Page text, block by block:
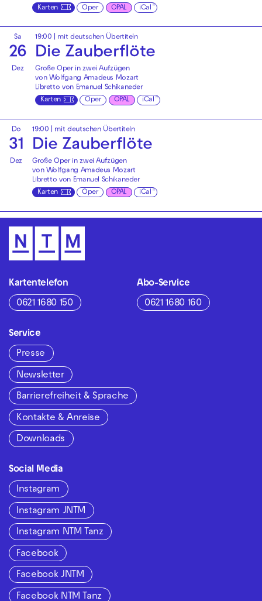
Karten
Oper OPAL iCal
Sa
26
Dez
19:00 mit deutschen Übertiteln
Die Zauberflöte
Große Oper in zwei Aufzügen
von Wolfgang Amadeus Mozart
Libretto von Emanuel Schikaneder
Karten
Oper OPAL iCal
Do
31
Dez
19:00 mit deutschen Übertiteln
Die Zauberflöte
Große Oper in zwei Aufzügen
von Wolfgang Amadeus Mozart
Libretto von Emanuel Schikaneder
Karten
Oper OPAL iCal
Kartentelefon
0621 1680 150
Abo-Service
0621 1680 160
Service
Presse
Newsletter
Barrierefreiheit & Sprache
Kontakte & Anreise
Downloads
Social Media
Instagram
Instagram JNTM
Instagram NTM Tanz
Facebook
Facebook JNTM
Facebook NTM Tanz